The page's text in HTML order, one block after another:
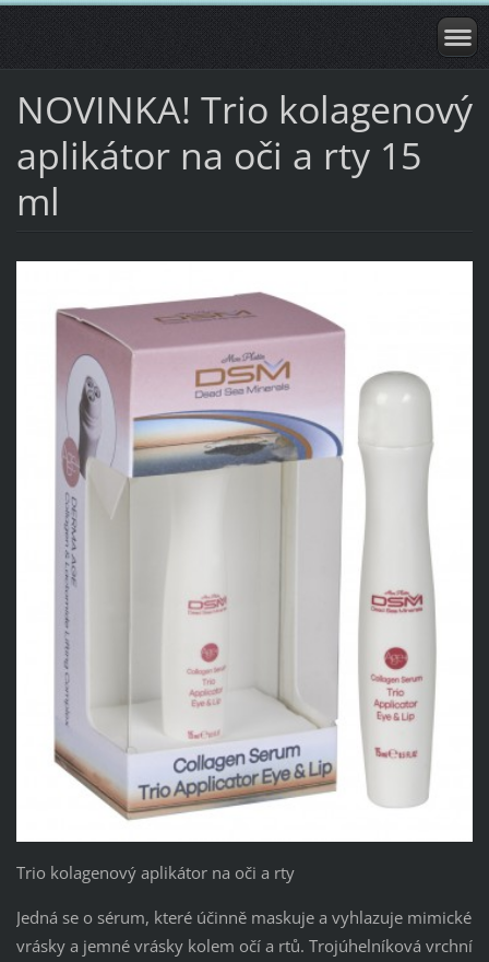
NOVINKA! Trio kolagenový
aplikátor na oči a rty 15
ml
Trio kolagenový aplikátor na oči a rty
Jedná se o sérum, které účinně maskuje a vyhlazuje mimické
vrásky a jemné vrásky kolem očí a rtů. Trojúhelníková vrchní